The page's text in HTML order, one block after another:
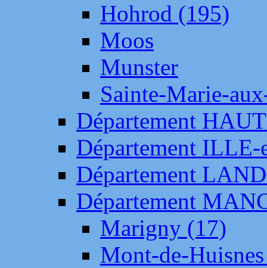
Hohrod (195)
Moos
Munster
Sainte-Marie-
Département
Département
Département
Département
Marigny (17)
Mont-de-